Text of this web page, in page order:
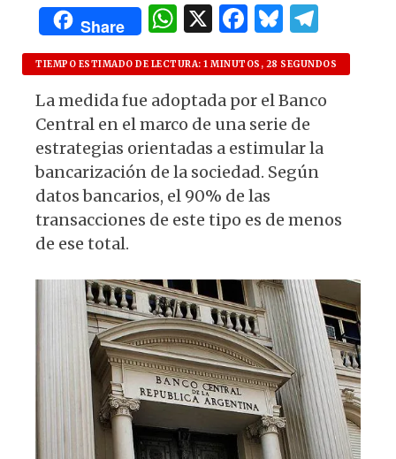
Share
W
h
at
s
A
p
p
X F
a
c
e
b
o
o
k
B
lu
es
k
y
el
e
g
m
TIEMPO ESTIMADO DE LECTURA: 1 MINUTOS, 28 SEGUNDOS
La medida fue adoptada por el Banco
Central en el marco de una serie de
estrategias orientadas a estimular la
bancarización de la sociedad. Según
datos bancarios, el 90% de las
transacciones de este tipo es de menos
de ese total.